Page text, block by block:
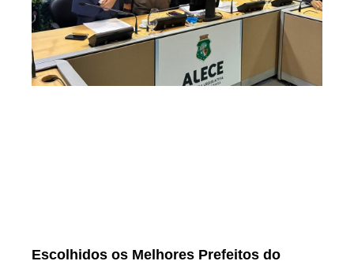
Escolhidos os Melhores Prefeitos do